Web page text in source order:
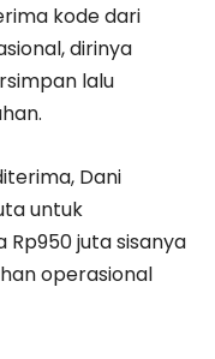
kode dari
dirinya
lalu
Dani
untuk
juta sisanya
operasional